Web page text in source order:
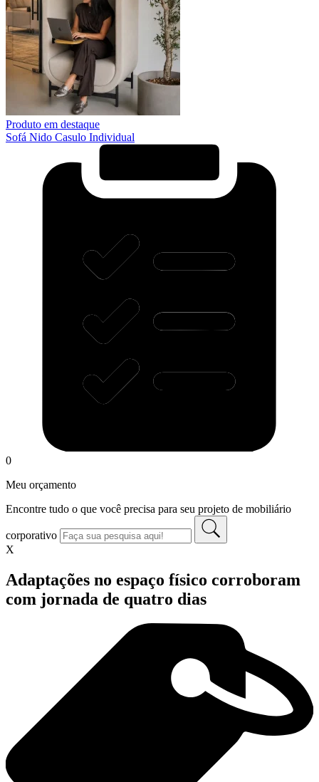
Produto em destaque
Sofá Nido Casulo Individual
0
Meu orçamento
Encontre tudo o que você precisa para seu projeto de mobiliário
corporativo
X
Adaptações no espaço físico corroboram
com jornada de quatro dias